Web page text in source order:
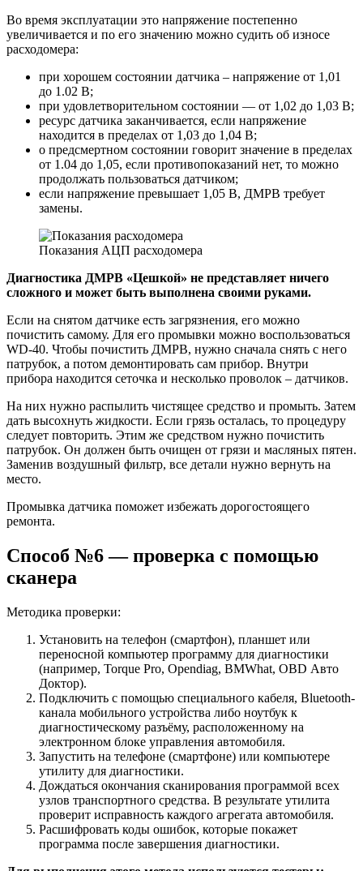
Во время эксплуатации это напряжение постепенно
увеличивается и по его значению можно судить об износе
расходомера:
при хорошем состоянии датчика – напряжение от 1,01
до 1.02 В;
при удовлетворительном состоянии — от 1,02 до 1,03 В;
ресурс датчика заканчивается, если напряжение
находится в пределах от 1,03 до 1,04 В;
о предсмертном состоянии говорит значение в пределах
от 1.04 до 1,05, если противопоказаний нет, то можно
продолжать пользоваться датчиком;
если напряжение превышает 1,05 В, ДМРВ требует
замены.
Показания АЦП расходомера
Диагностика ДМРВ «Цешкой» не представляет ничего
сложного и может быть выполнена своими руками.
Если на снятом датчике есть загрязнения, его можно
почистить самому. Для его промывки можно воспользоваться
WD-40. Чтобы почистить ДМРВ, нужно сначала снять с него
патрубок, а потом демонтировать сам прибор. Внутри
прибора находится сеточка и несколько проволок – датчиков.
На них нужно распылить чистящее средство и промыть. Затем
дать высохнуть жидкости. Если грязь осталась, то процедуру
следует повторить. Этим же средством нужно почистить
патрубок. Он должен быть очищен от грязи и масляных пятен.
Заменив воздушный фильтр, все детали нужно вернуть на
место.
Промывка датчика поможет избежать дорогостоящего
ремонта.
Способ №6 — проверка с помощью
сканера
Методика проверки:
Установить на телефон (смартфон), планшет или
переносной компьютер программу для диагностики
(например, Torque Pro, Opendiag, BMWhat, OBD Авто
Доктор).
Подключить с помощью специального кабеля, Bluetooth-
канала мобильного устройства либо ноутбук к
диагностическому разъёму, расположенному на
электронном блоке управления автомобиля.
Запустить на телефоне (смартфоне) или компьютере
утилиту для диагностики.
Дождаться окончания сканирования программой всех
узлов транспортного средства. В результате утилита
проверит исправность каждого агрегата автомобиля.
Расшифровать коды ошибок, которые покажет
программа после завершения диагностики.